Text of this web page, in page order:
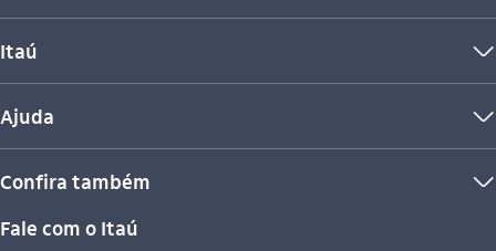
Itaú seta_baixo
Ajuda seta_baixo
Confira também seta_baixo
Fale com o Itaú